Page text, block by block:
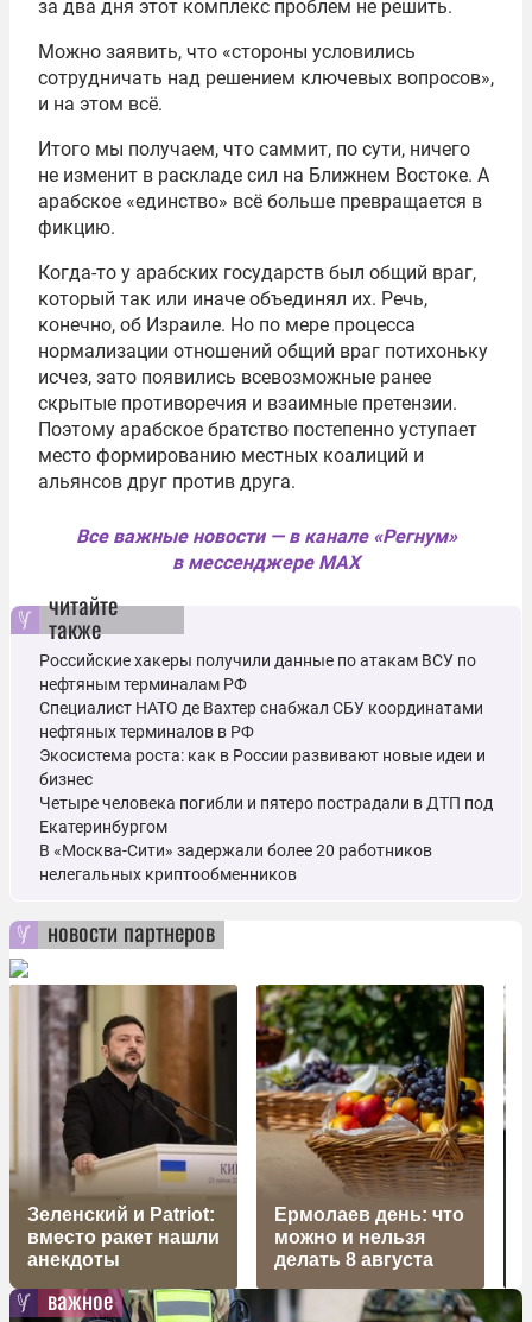
за два дня этот комплекс проблем не решить.
Можно заявить, что «стороны условились
сотрудничать над решением ключевых вопросов»,
и на этом всё.
Итого мы получаем, что саммит, по сути, ничего
не изменит в раскладе сил на Ближнем Востоке. А
арабское «единство» всё больше превращается в
фикцию.
Когда-то у арабских государств был общий враг,
который так или иначе объединял их. Речь,
конечно, об Израиле. Но по мере процесса
нормализации отношений общий враг потихоньку
исчез, зато появились всевозможные ранее
скрытые противоречия и взаимные претензии.
Поэтому арабское братство постепенно уступает
место формированию местных коалиций и
альянсов друг против друга.
Все важные новости — в канале «Регнум»
в мессенджере MAX
читайте
также
Российские хакеры получили данные по атакам ВСУ по
нефтяным терминалам РФ
Специалист НАТО де Вахтер снабжал СБУ координатами
нефтяных терминалов в РФ
Экосистема роста: как в России развивают новые идеи и
бизнес
Четыре человека погибли и пятеро пострадали в ДТП под
Екатеринбургом
В «Москва-Сити» задержали более 20 работников
нелегальных криптообменников
новости партнеров
Зеленский и Patriot:
вместо ракет нашли
анекдоты
Ермолаев день: что
можно и нельзя
делать 8 августа
важное